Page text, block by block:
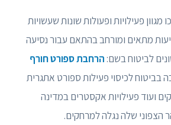
מגוון פעילויות ופעולות שונות שעשויות
מתאים ומורחב בהתאם עבור נסיעה
לביטוח בשם: הרחבת ספורט חורף
בביטוח לכיסוי פעילות ספורט אתגרית
ועוד פעילויות אקסטרים במדינה
הצפוני שלה נגלה למרחקים.